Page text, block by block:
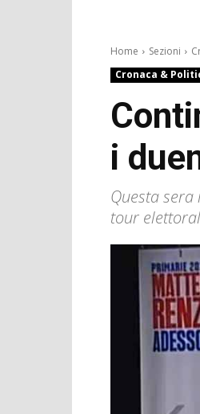
Home Sezioni
Cronaca &
i
Questa
tour